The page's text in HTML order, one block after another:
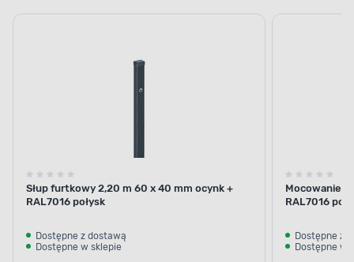
ogrodzeniowe betonowe
Słup furtkowy 2,20 m 60 x 40 mm ocynk +
RAL7016 połysk
Dostępne z dostawą
Dostępne w sklepie
Mocowanie
RAL7016
Dostępne z
Dostępne w